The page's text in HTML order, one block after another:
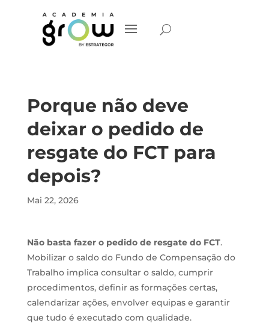
Porque não deve
deixar o pedido de
resgate do FCT para
depois?
Mai 22, 2026
Não basta fazer o pedido de resgate do FCT.
Mobilizar o saldo do Fundo de Compensação do
Trabalho implica consultar o saldo, cumprir
procedimentos, definir as formações certas,
calendarizar ações, envolver equipas e garantir
que tudo é executado com qualidade.